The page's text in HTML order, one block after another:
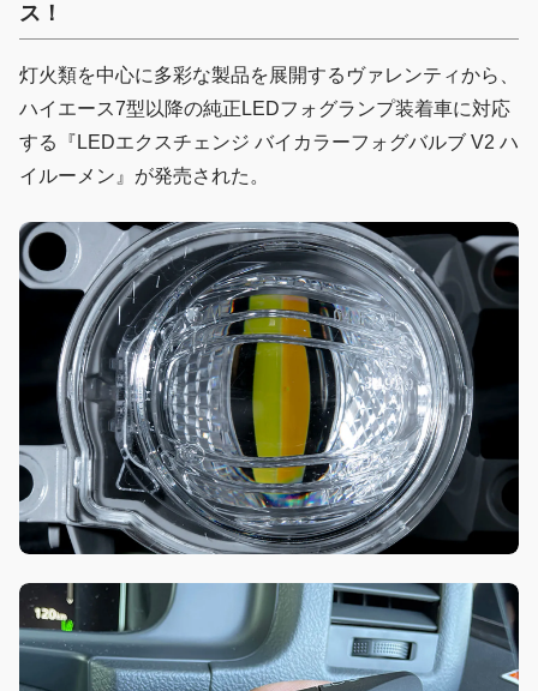
ス！
灯火類を中心に多彩な製品を展開するヴァレンティから、
ハイエース7型以降の純正LEDフォグランプ装着車に対応
する『LEDエクスチェンジ バイカラーフォグバルブ V2 ハ
イルーメン』が発売された。